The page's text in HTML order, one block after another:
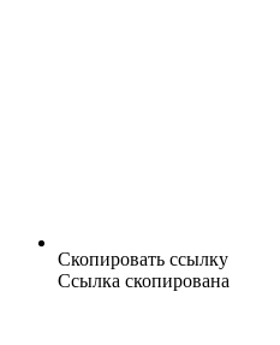
Скопировать ссылку
Ссылка скопирована